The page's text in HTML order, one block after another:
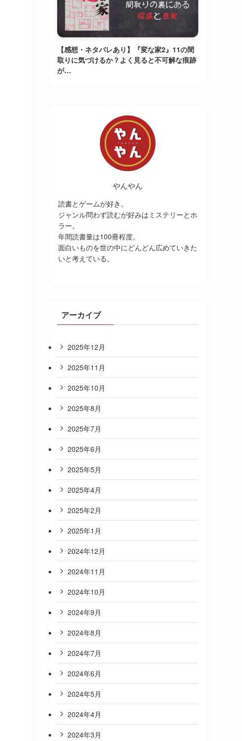
【感想・ネタバレあり】『変な家2』11の間
取りに気づけるか？よく見ると不可解な痕跡
が…
やんやん
読書とゲームが好き。
ジャンル問わず読むが好みはミステリーとホ
ラー。
年間読書量は100冊程度。
面白いものを世の中にどんどん広めていきた
いと考えている。
アーカイブ
2025年12月
2025年11月
2025年10月
2025年8月
2025年7月
2025年6月
2025年5月
2025年4月
2025年2月
2025年1月
2024年12月
2024年11月
2024年10月
2024年9月
2024年8月
2024年7月
2024年6月
2024年5月
2024年4月
2024年3月